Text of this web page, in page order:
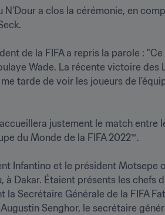
N’Dour a clos la cérémonie, en
de la FIFA a repris la parole :
Wade. La récente victoire
tarde de voir les joueurs de
justement le match
du Monde de la FIFA 2022™.
Infantino et le président
Dakar. Étaient présents les chefs
la Secrétaire Générale de la FIFA
Senghor, le secrétaire